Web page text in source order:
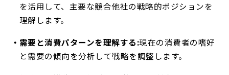
を活用して、主要な競合他社の戦略的ポジションを
理解します。
需要と消費パターンを理解する:現在の消費者の嗜好
と需要の傾向を分析して戦略を調整します。